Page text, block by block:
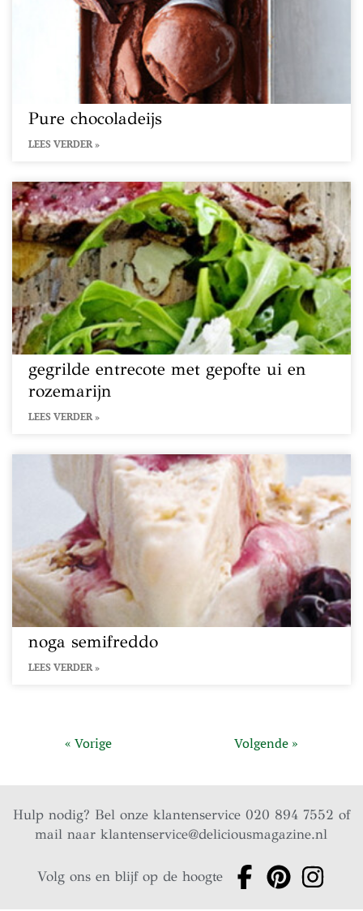
Pure chocoladeijs
LEES VERDER »
gegrilde entrecote met gepofte ui en
rozemarijn
LEES VERDER »
noga semifreddo
LEES VERDER »
« Vorige Volgende »
Hulp nodig? Bel onze klantenservice 020 894 7552 of
mail naarklantenservice@deliciousmagazine.nl
Volg ons en blijf op de hoogte